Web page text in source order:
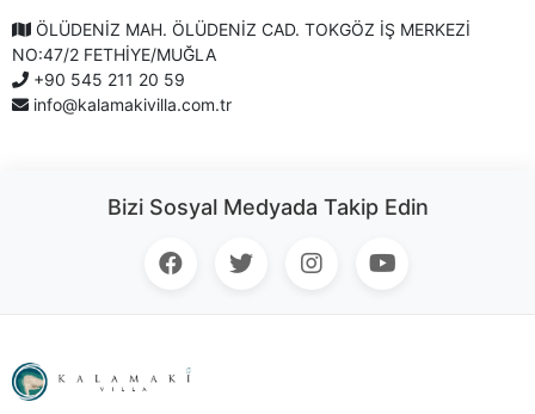
ÖLÜDENİZ MAH. ÖLÜDENİZ CAD. TOKGÖZ İŞ MERKEZİ
NO:47/2 FETHİYE/MUĞLA
+90 545 211 20 59
info@kalamakivilla.com.tr
Bizi Sosyal Medyada Takip Edin